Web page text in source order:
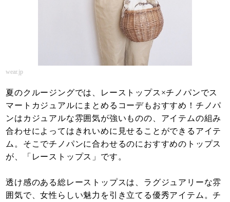
wear.jp
夏のクルージングでは、レーストップス×チノパンでス
マートカジュアルにまとめるコーデもおすすめ！チノパ
ンはカジュアルな雰囲気が強いものの、アイテムの組み
合わせによってはきれいめに見せることができるアイテ
ム。そこでチノパンに合わせるのにおすすめのトップス
が、「レーストップス」です。
透け感のある総レーストップスは、ラグジュアリーな雰
囲気で、女性らしい魅力を引き立てる優秀アイテム。チ